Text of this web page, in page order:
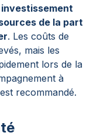
investissement
de la part
. Les coûts de
mais les
lors de la
à
recommandé.